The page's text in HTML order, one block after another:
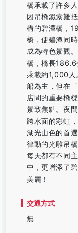
橋承載了許多
因吊橋鐵索難
構的碧潭橋，
橋，使碧潭同
成為特色景觀
橋，橋長
乘載約1,000人
船為主，但在
店間的重要橋
景致焦點。夜
跨水面的彩虹
湖光山色的首
律動的光雕吊
每天都有不同
中，更增添了
美麗！
交通方式
無